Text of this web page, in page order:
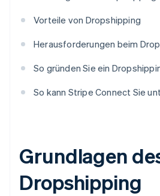
Vorteile von Dropshipping
Herausforderungen beim
So gründen Sie ein
So kann Stripe Connect Sie
Grundlagen
Dropshipping